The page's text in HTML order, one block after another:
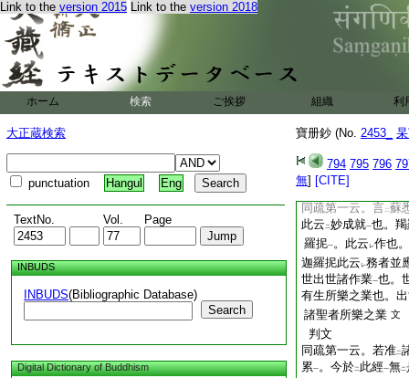
Link to the version 2015 Link to the version 2018
ホーム 検索 ご挨拶 組織 利
大正蔵検索
punctuation Hangul Eng
TextNo. Vol. Page
INBUDS
INBUDS(Bibliographic Database)
Search
Digital Dictionary of Buddhism
寶册鈔 (No. 2453_
794 795 796
無] [CITE]
蘇悉地經疏第一云
是三部經王諸尊肝
貫大教之要妙一。是
九成就亙 一
大教非二此經王一支
眞典
神術。唯是此眞典
題目
同疏第一云。言二蘇
此云 二妙成就一也。
羅抳一。此云 レ作也
迦羅抳此云 レ務者並
世出世諸作業一也。
有生所樂之業也。
諸聖者所樂之業 文
判文
同疏第一云。若准二
累一。今於二 此經一無二